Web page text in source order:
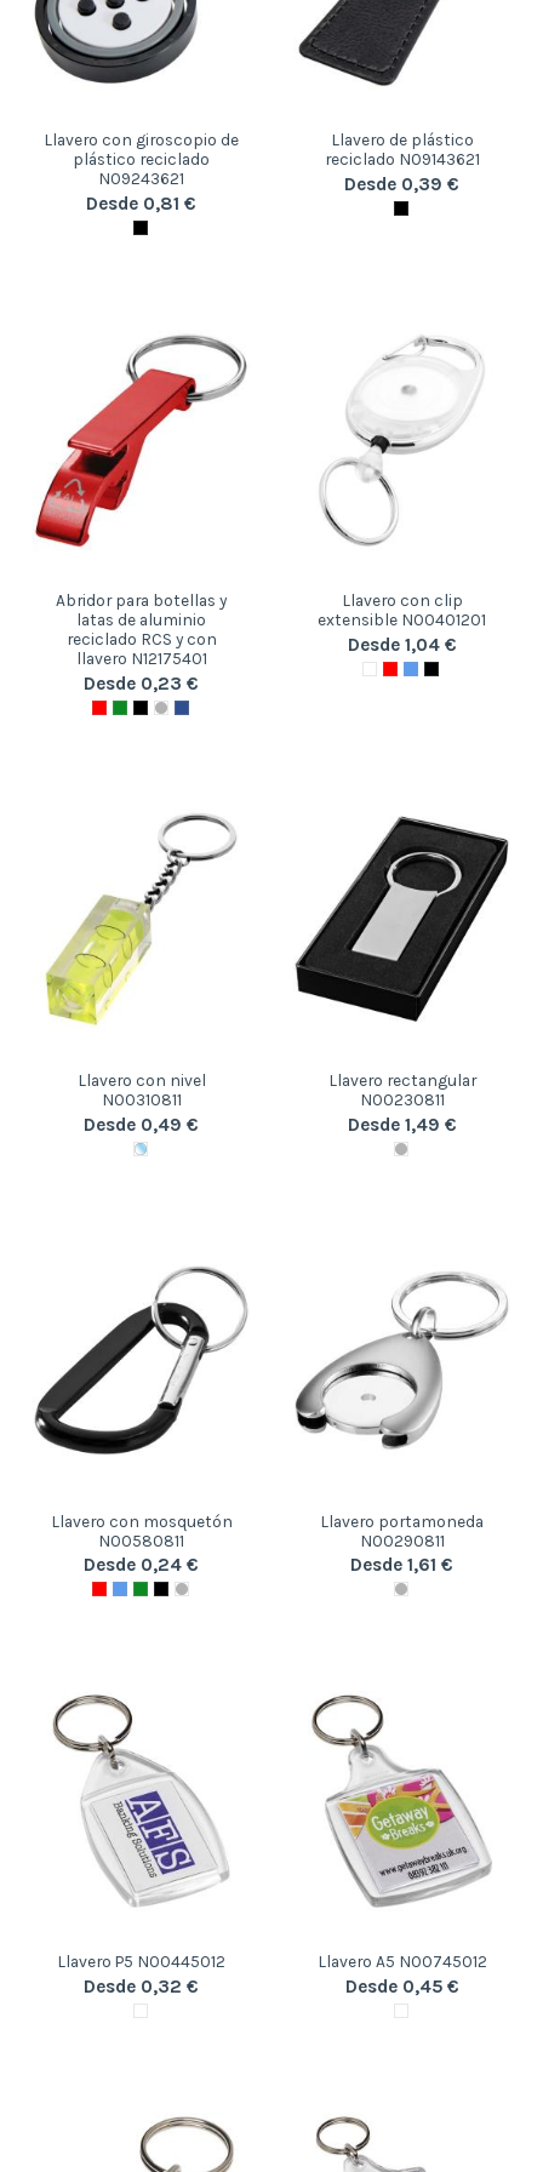
Llavero con giroscopio de
plástico reciclado
N09243621
Desde 0,81 €
Llavero de plástico
reciclado N09143621
Desde 0,39 €
Abridor para botellas y
latas de aluminio
reciclado RCS y con
llavero N12175401
Desde 0,23 €
Llavero con clip
extensible N00401201
Desde 1,04 €
Llavero con nivel
N00310811
Desde 0,49 €
Llavero rectangular
N00230811
Desde 1,49 €
Llavero con mosquetón
N00580811
Desde 0,24 €
Llavero portamoneda
N00290811
Desde 1,61 €
Llavero P5 N00445012
Desde 0,32 €
Llavero A5 N00745012
Desde 0,45 €